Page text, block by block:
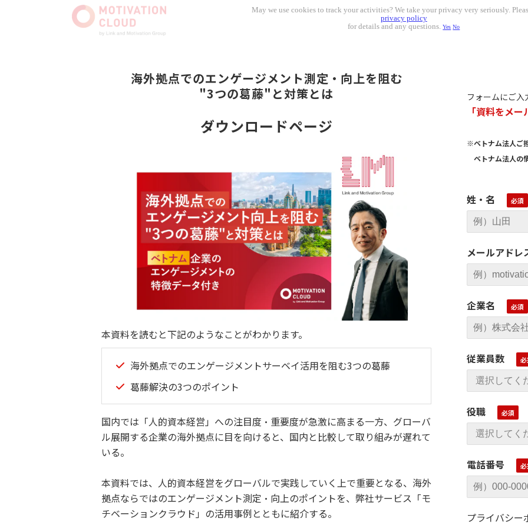
海外拠点でのエンゲージメント測定・向上を阻む
"3つの葛藤"と対策とは
ダウンロードページ
本資料を読むと下記のようなことがわかります。
海外拠点でのエンゲージメントサーベイ活用を阻む3つの葛藤
葛藤解決の3つのポイント
国内では「人的資本経営」への注目度・重要度が急激に高まる一方、グローバ
ル展開する企業の海外拠点に目を向けると、国内と比較して取り組みが遅れて
いる。
本資料では、人的資本経営をグローバルで実践していく上で重要となる、海外
拠点ならではのエンゲージメント測定・向上のポイントを、弊社サービス「モ
チベーションクラウド」の活用事例とともに紹介する。
フォームにご入
「資料をメ
※ベトナム法人ご
ベトナム法人の
姓・名
メールアドレ
企業名
従業員数
役職
電話番号
プライバシー
May we use cookies to track your activities? We take your privacy very seriously.
privacy policy
for details and any questions.Yes No